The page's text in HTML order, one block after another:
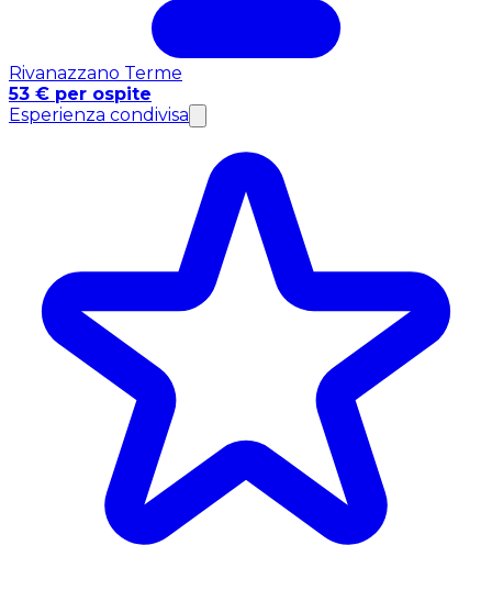
Rivanazzano Terme
53 € per ospite
Esperienza condivisa